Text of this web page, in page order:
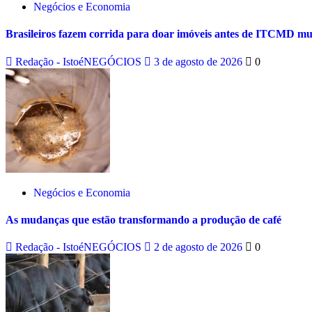
Negócios e Economia
Brasileiros fazem corrida para doar imóveis antes de ITCMD
Redação - IstoéNEGÓCIOS 3 de agosto de 2026 0
Negócios e Economia
As mudanças que estão transformando a produção de café
Redação - IstoéNEGÓCIOS 2 de agosto de 2026 0